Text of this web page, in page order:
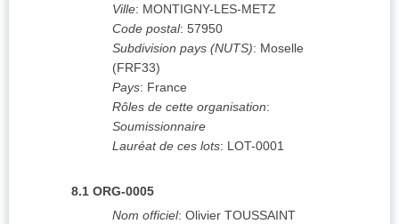
Ville: MONTIGNY-LES-METZ
Code postal: 57950
Subdivision pays (NUTS): Moselle
(FRF33)
Pays: France
Rôles de cette organisation:
Soumissionnaire
Lauréat de ces lots: LOT-0001
8.1 ORG-0005
Nom officiel: Olivier TOUSSAINT